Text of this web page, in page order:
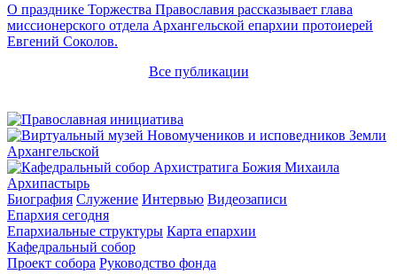
О празднике Торжества Православия рассказывает глава
миссионерского отдела Архангельской епархии протоиерей
Евгений Соколов.
Все публикации
Архипастырь
Биография Служение Интервью Видеозаписи
Епархия сегодня
Епархиальные структуры Карта епархии
Кафедральный собор
Проект собора Руководство фонда